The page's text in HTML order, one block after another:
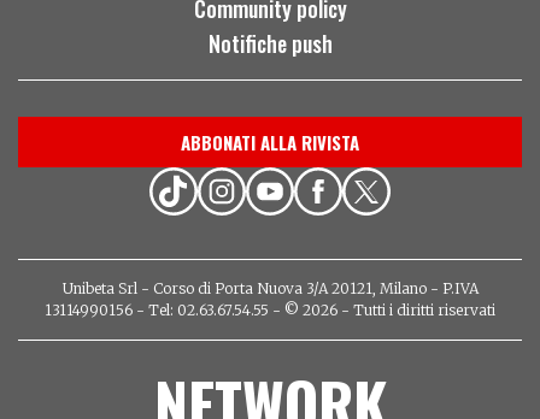
Community policy
Notifiche push
ABBONATI ALLA RIVISTA
Unibeta Srl - Corso di Porta Nuova 3/A 20121, Milano - P.IVA
13114990156 - Tel: 02.63.67.54.55 - © 2026 - Tutti i diritti riservati